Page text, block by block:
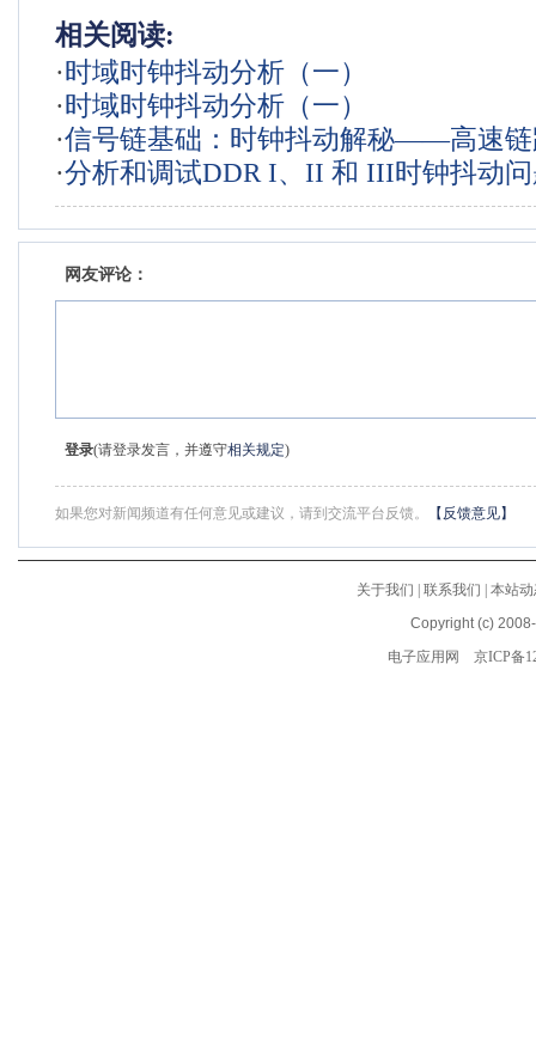
相关阅读:
·时域时钟抖动分析（一）
·时域时钟抖动分析（一）
·信号链基础：时钟抖动解秘——高速链
动规范基础知识
·分析和调试DDR I、II 和 III时钟抖动
网友评论：
登录(请登录发言，并遵守相关规定)
如果您对新闻频道有任何意见或建议，请到交流平台反馈。 【反馈意见】
关于我们 联系我们
本站
Copyright (c)
电子应用网
京ICP备